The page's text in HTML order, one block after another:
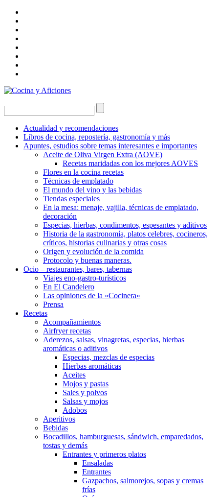
Actualidad y recomendaciones
Libros de cocina, repostería, gastronomía y más
Apuntes, estudios sobre temas interesantes e importantes
Aceite de Oliva Virgen Extra (AOVE)
Recetas maridadas con los mejores AOVES
Flores en la cocina recetas
Técnicas de emplatado
El mundo del vino y las bebidas
Tiendas especiales
En la mesa: menaje, vajilla, técnicas de emplatado,
decoración
Especias, hierbas, condimentos, espesantes y aditivos
Historia de la gastronomía, platos celebres, cocineros,
críticos, historias culinarias y otras cosas
Origen y evolución de la comida
Protocolo y buenas maneras.
Ocio – restaurantes, bares, tabernas
Viajes eno-gastro-turísticos
En El Candelero
Las opiniones de la «Cocinera»
Prensa
Recetas
Acompañamientos
Airfryer recetas
Aderezos, salsas, vinagretas, especias, hierbas
aromáticas o aditivos
Especias, mezclas de especias
Hierbas aromáticas
Aceites
Mojos y pastas
Sales y polvos
Salsas y mojos
Adobos
Aperitivos
Bebidas
Bocadillos, hamburguesas, sándwich, emparedados,
tostas y demás
Entrantes y primeros platos
Ensaladas
Entrantes
Gazpachos, salmorejos, sopas y cremas
frías